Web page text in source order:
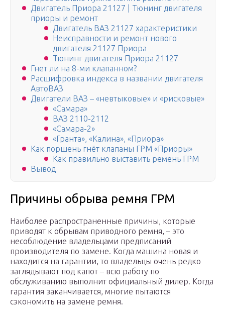
Двигатель Приора 21127 | Тюнинг двигателя
приоры и ремонт
Двигатель ВАЗ 21127 характеристики
Неисправности и ремонт нового
двигателя 21127 Приора
Тюнинг двигателя Приора 21127
Гнет ли на 8-ми клапанном?
Расшифровка индекса в названии двигателя
АвтоВАЗ
Двигатели ВАЗ – «невтыковые» и «рисковые»
«Самара»
ВАЗ 2110-2112
«Самара-2»
«Гранта», «Калина», «Приора»
Как поршень гнёт клапаны ГРМ «Приоры»
Как правильно выставить ремень ГРМ
Вывод
Причины обрыва ремня ГРМ
Наиболее распространенные причины, которые
приводят к обрывам приводного ремня, – это
несоблюдение владельцами предписаний
производителя по замене. Когда машина новая и
находится на гарантии, то владельцы очень редко
заглядывают под капот – всю работу по
обслуживанию выполнит официальный дилер. Когда
гарантия заканчивается, многие пытаются
сэкономить на замене ремня.